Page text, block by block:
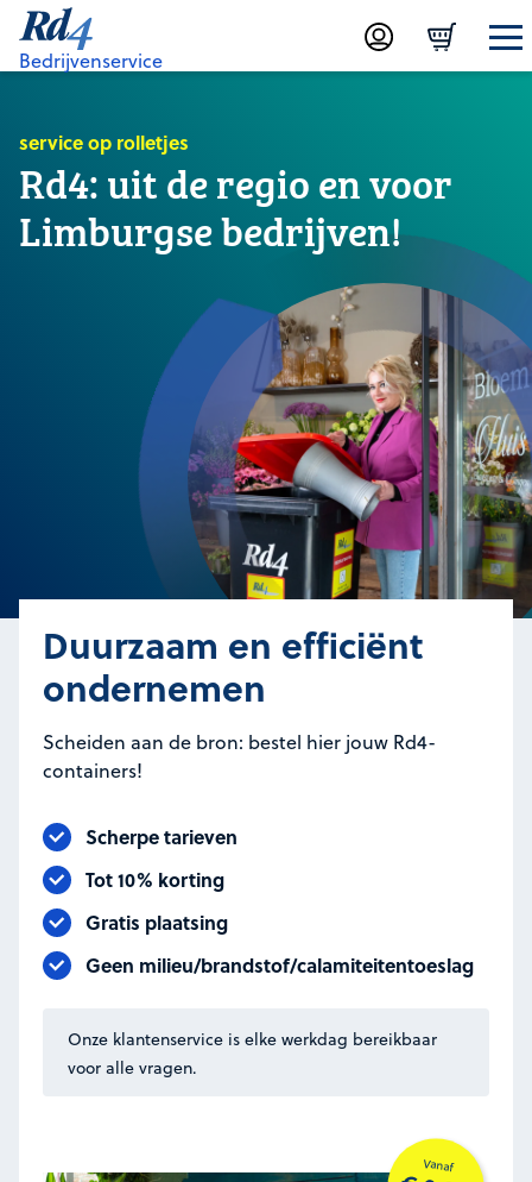
Bedrijvenservice
service op rolletjes
Rd4: uit de regio en voor
Limburgse bedrijven!
Duurzaam en efficiënt
ondernemen
Scheiden aan de bron: bestel hier jouw Rd4-
containers!
Scherpe tarieven
Tot 10% korting
Gratis plaatsing
Geen milieu/brandstof/calamiteitentoeslag
Onze klantenservice is elke werkdag bereikbaar
voor alle vragen.
Vanaf